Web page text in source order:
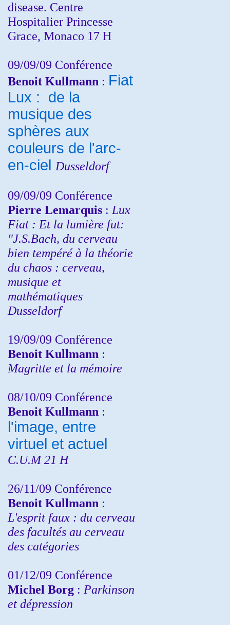
disease. Centre
Hospitalier Princesse
Grace, Monaco 17 H
09/09/09 Conférence
Benoit Kullmann : Fiat
Lux : de la
musique des
sphères aux
couleurs de l'arc-
en-ciel Dusseldorf
09/09/09 Conférence
Pierre Lemarquis : Lux
Fiat : Et la lumière fut:
"J.S.Bach, du cerveau
bien tempéré à la théorie
du chaos : cerveau,
musique et
mathématiques
Dusseldorf
19/09/09 Conférence
Benoit Kullmann :
Magritte et la mémoire
08/10/09 Conférence
Benoit Kullmann :
l'image, entre
virtuel et actuel
C.U.M 21 H
26/11/09 Conférence
Benoit Kullmann :
L'esprit faux : du cerveau
des facultés au cerveau
des catégories
01/12/09 Conférence
Michel Borg : Parkinson
et dépression